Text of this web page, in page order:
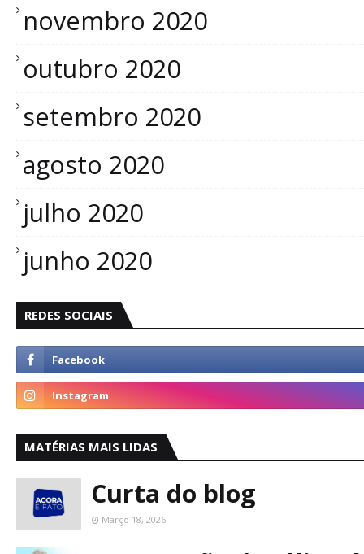
novembro 2020
outubro 2020
setembro 2020
agosto 2020
julho 2020
junho 2020
REDES SOCIAIS
MATÉRIAS MAIS LIDAS
Curta do blog
Março 18, 2026